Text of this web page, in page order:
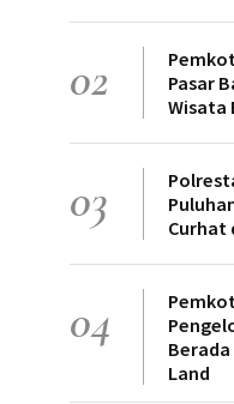
02
Pasar
Wisata
03
Curhat
04
Berada
Land